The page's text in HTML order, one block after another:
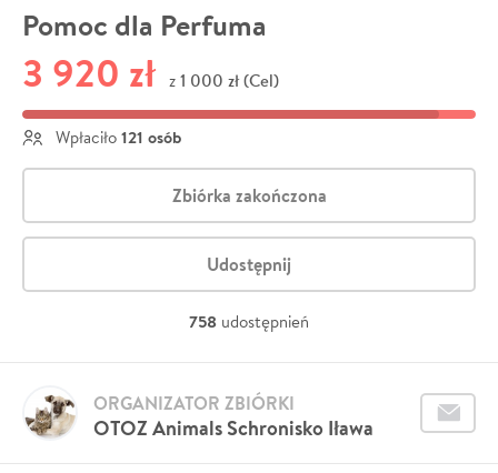
Pomoc dla Perfuma
3 920 zł z 1 000 zł (Cel)
Wpłaciło 121 osób
Zbiórka zakończona
Udostępnij
758 udostępnień
OTOZ Animals Schronisko Iława
ORGANIZATOR ZBIÓRKI